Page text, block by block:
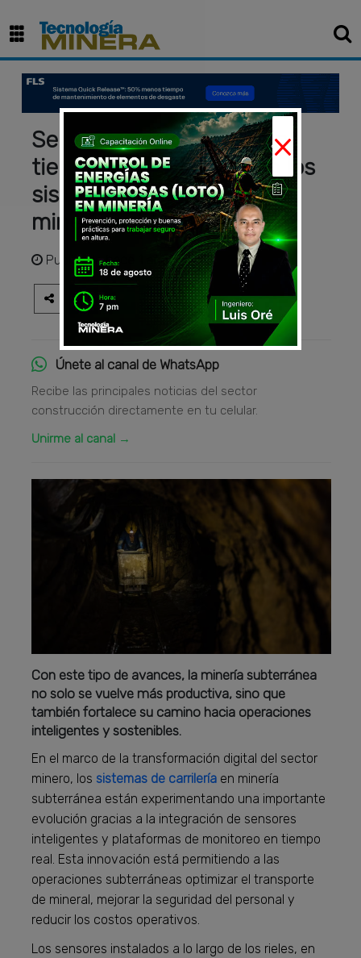
Sensores y monitoreo en
tiempo real transforman los
sistemas de carrilería en
minería subterránea
Publicadohace 1 año
Únete al canal de WhatsApp
Recibe las principales noticias del sector
construcción directamente en tu celular.
Unirme al canal →
Con este tipo de avances, la minería subterránea
no solo se vuelve más productiva, sino que
también fortalece su camino hacia operaciones
inteligentes y sostenibles.
En el marco de la transformación digital del sector
minero, los sistemas de carrilería en minería
subterránea están experimentando una importante
evolución gracias a la integración de sensores
inteligentes y plataformas de monitoreo en tiempo
real. Esta innovación está permitiendo a las
operaciones subterráneas optimizar el transporte
de mineral, mejorar la seguridad del personal y
reducir los costos operativos.
Los sensores instalados a lo largo de los rieles, en
×